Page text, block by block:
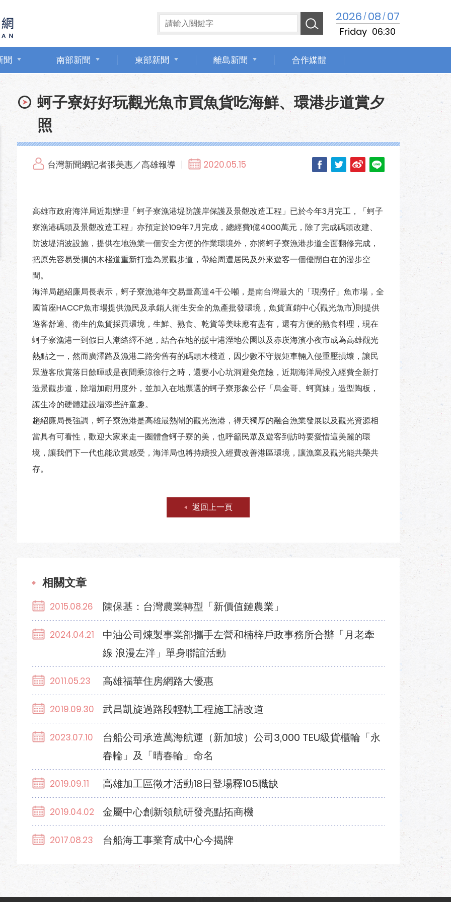
2026/08/07
Friday 06:30
聞 南部新聞 東部新聞 離島新聞 合作媒體
蚵子寮好好玩觀光魚市買魚貨吃海鮮、環港步道賞夕
照
台灣新聞網記者張美惠／高雄報導 2020.05.15
高雄市政府海洋局近期辦理「蚵子寮漁港堤防護岸保護及景觀改造工程」已於今年3月完工，「蚵子
寮漁港碼頭及景觀改造工程」亦預定於109年7月完成，總經費1億4000萬元，除了完成碼頭改建、
防波堤消波設施，提供在地漁業一個安全方便的作業環境外，亦將蚵子寮漁港步道全面翻修完成，
把原先容易受損的木棧道重新打造為景觀步道，帶給周遭居民及外來遊客一個優閒自在的漫步空
間。
海洋局趙紹廉局長表示，蚵子寮漁港年交易量高達4千公噸，是南台灣最大的「現撈仔」魚市場，全
國首座HACCP魚市場提供漁民及承銷人衛生安全的魚產批發環境，魚貨直銷中心(觀光魚市)則提供
遊客舒適、衛生的魚貨採買環境，生鮮、熟食、乾貨等美味應有盡有，還有方便的熟食料理，現在
蚵子寮漁港一到假日人潮絡繹不絕，結合在地的援中港溼地公園以及赤崁海濱小夜市成為高雄觀光
熱點之一，然而廣澤路及漁港二路旁舊有的碼頭木棧道，因少數不守規矩車輛入侵重壓損壞，讓民
眾遊客欣賞落日餘暉或是夜間乘涼徐行之時，還要小心坑洞避免危險，近期海洋局投入經費全新打
造景觀步道，除增加耐用度外，並加入在地票選的蚵子寮形象公仔「烏金哥、蚵寶妹」造型陶板，
讓生冷的硬體建設增添些許童趣。
趙紹廉局長強調，蚵子寮漁港是高雄最熱鬧的觀光漁港，得天獨厚的融合漁業發展以及觀光資源相
當具有可看性，歡迎大家來走一圈體會蚵子寮的美，也呼籲民眾及遊客到訪時要愛惜這美麗的環
境，讓我們下一代也能欣賞感受，海洋局也將持續投入經費改善港區環境，讓漁業及觀光能共榮共
存。
返回上一頁
相關文章
2015.08.26 陳保基：台灣農業轉型「新價值鏈農業」
2024.04.21
中油公司煉製事業部攜手左營和楠梓戶政事務所合辦「月老牽
線 浪漫左泮」單身聯誼活動
2011.05.23 高雄福華住房網路大優惠
2019.09.30 武昌凱旋過路段輕軌工程施工請改道
2023.07.10
台船公司承造萬海航運（新加坡）公司3,000 TEU級貨櫃輪「永
春輪」及「晴春輪」命名
2019.09.11 高雄加工區徵才活動18日登場釋105職缺
2019.04.02 金屬中心創新領航研發亮點拓商機
2017.08.23 台船海工事業育成中心今揭牌